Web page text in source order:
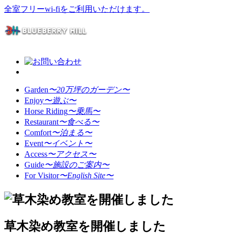
全室フリーwi-fiをご利用いただけます。
Garden〜20万坪のガーデン〜
Enjoy〜遊ぶ〜
Horse Riding〜乗馬〜
Restaurant〜食べる〜
Comfort〜泊まる〜
Event〜イベント〜
Access〜アクセス〜
Guide〜施設のご案内〜
For Visitor〜English Site〜
草木染め教室を開催しました